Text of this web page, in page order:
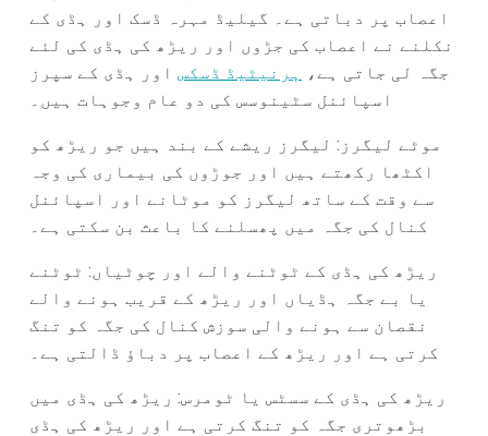
اعصاب پر دباتی ہے۔ گیلیڈ مہرہ ڈسک اور ہڈی کے
نکلنے نے اعصاب کی جڑوں اور ریڑھ کی ہڈی کی لئے
جگہ لی جاتی ہے،
ہرنیٹیڈ ڈسکس اور ہڈی کے سپرز
اسپائنل سٹینوسس کی دو عام وجوہات ہیں۔
موٹے لیگرز: لیگرز ریشے کے بند ہیں جو ریڑھ کو
اکٹھا رکھتے ہیں اور جوڑوں کی بیماری کی وجہ
سے وقت کے ساتھ لیگرز کو موٹانے اور اسپائنل
کنال کی جگہ میں پھسلنے کا باعث بن سکتی ہے۔
ریڑھ کی ہڈی کے ٹوٹنے والے اور چوٹیاں: ٹوٹنے
یا بے جگہ ہڈیاں اور ریڑھ کے قریب ہونے والے
نقصان سے ہونے والی سوزش کنال کی جگہ کو تنگ
کرتی ہے اور ریڑھ کے اعصاب پر دباؤ ڈالتی ہے۔
ریڑھ کی ہڈی کے سسٹس یا ٹومرس: ریڑھ کی ہڈی میں
بڑھوتری جگہ کو تنگ کرتی ہے اور ریڑھ کی ہڈی